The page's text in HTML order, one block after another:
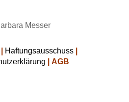
Messer
Haftungsausschuss
AGB